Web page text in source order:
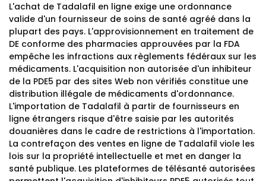
L'achat de Tadalafil en ligne exige une ordonnance
valide d'un fournisseur de soins de santé agréé dans la
plupart des pays. L'approvisionnement en traitement de
DE conforme des pharmacies approuvées par la FDA
empêche les infractions aux règlements fédéraux sur les
médicaments. L'acquisition non autorisée d'un inhibiteur
de la PDE5 par des sites Web non vérifiés constitue une
distribution illégale de médicaments d'ordonnance.
L'importation de Tadalafil à partir de fournisseurs en
ligne étrangers risque d'être saisie par les autorités
douanières dans le cadre de restrictions à l'importation.
La contrefaçon des ventes en ligne de Tadalafil viole les
lois sur la propriété intellectuelle et met en danger la
santé publique. Les plateformes de télésanté autorisées